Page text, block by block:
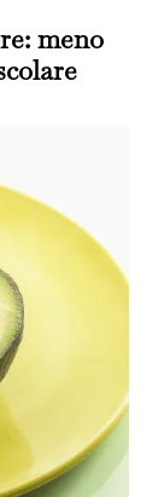
meno